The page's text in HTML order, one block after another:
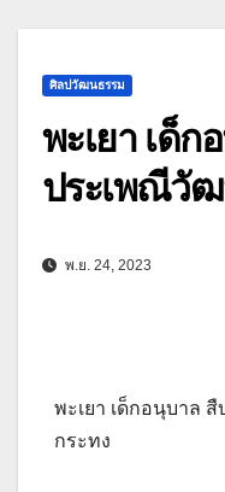
ศิลปวัฒนธรรม
พะเยา เด็
ประเพณีวั
พ.ย. 24, 2023
พะเยา เด็กอนุบาล
กระทง